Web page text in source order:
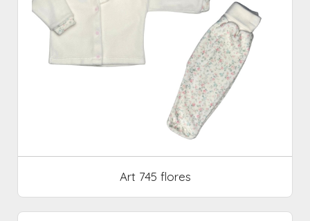
Art 745 flores